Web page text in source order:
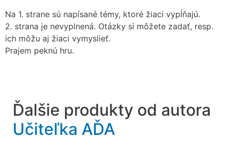
Na 1. strane sú napísané témy, ktoré žiaci vypĺňajú.
2. strana je nevyplnená. Otázky si môžete zadať, resp.
ich môžu aj žiaci vymyslieť.
Prajem peknú hru.
Ďalšie produkty od autora
Učiteľka AĎA